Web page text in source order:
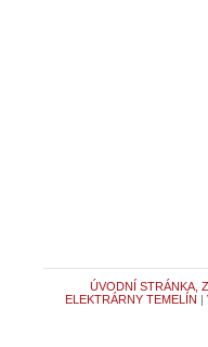
ÚVODNÍ STRÁNKA,
ELEKTRÁRNY TEMELÍN |